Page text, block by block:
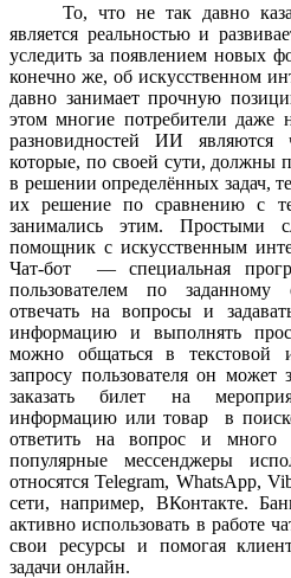
То, что не так давно
является реальностью и
уследить за появлением новых
конечно же, об искусственном
давно занимает прочную
этом многие потребители даже
разновидностей ИИ являются
которые, по своей сути, должны
в решении определённых задач,
их решение по сравнению с
занимались этим. Простыми
помощник с искусственным
Чат-бот — специальная
пользователем по
отвечать на вопросы и
информацию и выполнять
можно общаться в текстовой
запросу пользователя он может
заказать билет на
информацию или товар в
ответить на вопрос и много
популярные мессенджеры
относятсяTelegram, WhatsApp,
сети, например, ВКонтакте.
активно использовать в работе
свои ресурсы и помогая
задачи онлайн.